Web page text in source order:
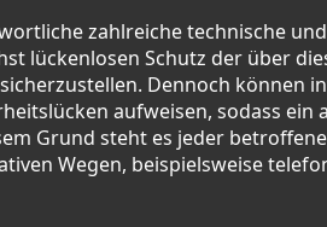
zahlreiche technische
lückenlosen Schutz der über
Dennoch können
aufweisen, sodass ein
Grund steht es jeder
Wegen, beispielsweise